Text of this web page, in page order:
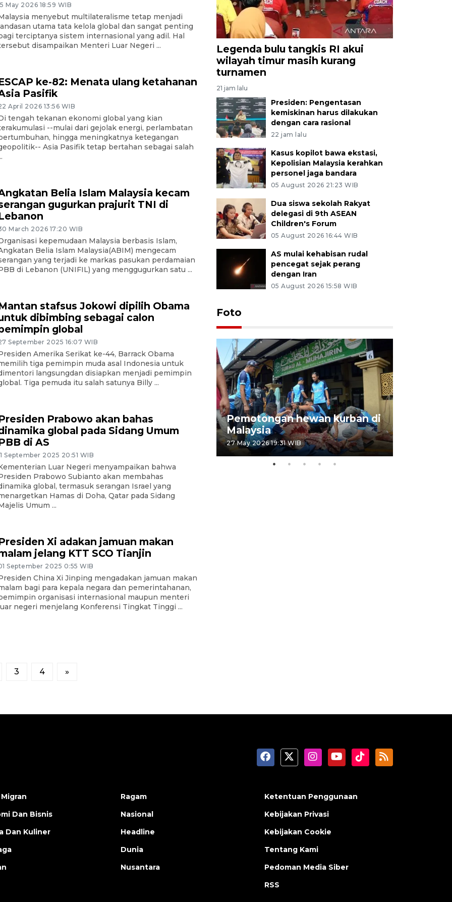
May 2026 18:59 WIB
menyebut multilateralisme tetap menjadi
utama tata kelola global dan sangat penting
terciptanya sistem internasional yang adil. Hal
disampaikan Menteri Luar Negeri ...
ke-82: Menata ulang ketahanan
Pasifik
April 2026 13:56 WIB
tengah tekanan ekonomi global yang kian
--mulai dari gejolak energi, perlambatan
hingga meningkatnya ketegangan
Asia Pasifik tetap bertahan sebagai salah
Belia Islam Malaysia kecam
gugurkan prajurit TNI di
March 2026 17:20 WIB
kepemudaan Malaysia berbasis Islam,
Belia Islam Malaysia(ABIM) mengecam
yang terjadi ke markas pasukan perdamaian
di Lebanon (UNIFIL) yang menggugurkan satu ...
stafsus Jokowi dipilih Obama
dibimbing sebagai calon
global
September 2025 16:07 WIB
Amerika Serikat ke-44, Barrack Obama
tiga pemimpin muda asal Indonesia untuk
langsungdan disiapkan menjadi pemimpin
Tiga pemuda itu salah satunya Billy ...
Prabowo akan bahas
global pada Sidang Umum
di AS
September 2025 20:51 WIB
Luar Negeri menyampaikan bahwa
Prabowo Subianto akan membahas
global, termasuk serangan Israel yang
Hamas di Doha, Qatar pada Sidang
Umum ...
Xi adakan jamuan makan
jelang KTT SCO Tianjin
September 2025 0:55 WIB
China Xi Jinping mengadakan jamuan makan
bagi para kepala negara dan pemerintahanan,
organisasi internasional maupun menteri
negeri menjelang Konferensi Tingkat Tinggi ...
3 4 »
Legenda bulu tangkis RI akui
wilayah timur masih kurang
turnamen
21 jam lalu
Presiden: Pengentasan
kemiskinan harus dilakukan
dengan cara rasional
22 jam lalu
Kasus kopilot bawa ekstasi,
Kepolisian Malaysia kerahkan
personel jaga bandara
05 August 2026 21:23 WIB
Dua siswa sekolah Rakyat
delegasi di 9th ASEAN
Children's Forum
05 August 2026 16:44 WIB
AS mulai kehabisan rudal
pencegat sejak perang
dengan Iran
05 August 2026 15:58 WIB
Foto
Tarawih di Malaysia
Pemotongan hewan kurban di
Malaysia
27 May 2026 19:31 WIB
Dan Bisnis
Dan Kuliner
Ragam
Nasional
Headline
Dunia
Nusantara
Ketentuan Penggunaan
Kebijakan Privasi
Kebijakan Cookie
Tentang Kami
Pedoman Media Siber
RSS